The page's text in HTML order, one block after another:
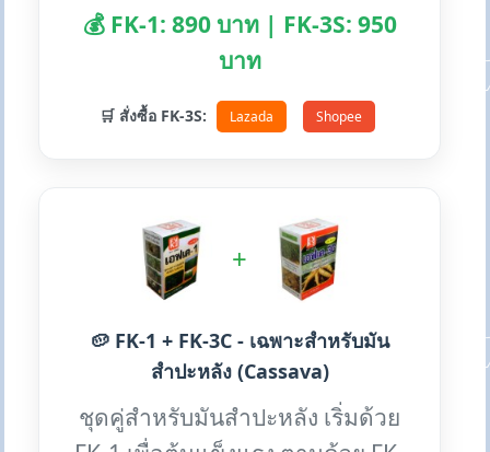
💰 FK-1: 890 บาท | FK-3S: 950
บาท
🛒 สั่งซื้อ FK-3S: Lazada Shopee
+
🥔 FK-1 + FK-3C - เฉพาะสำหรับมัน
สำปะหลัง (Cassava)
ชุดคู่สำหรับมันสำปะหลัง เริ่มด้วย